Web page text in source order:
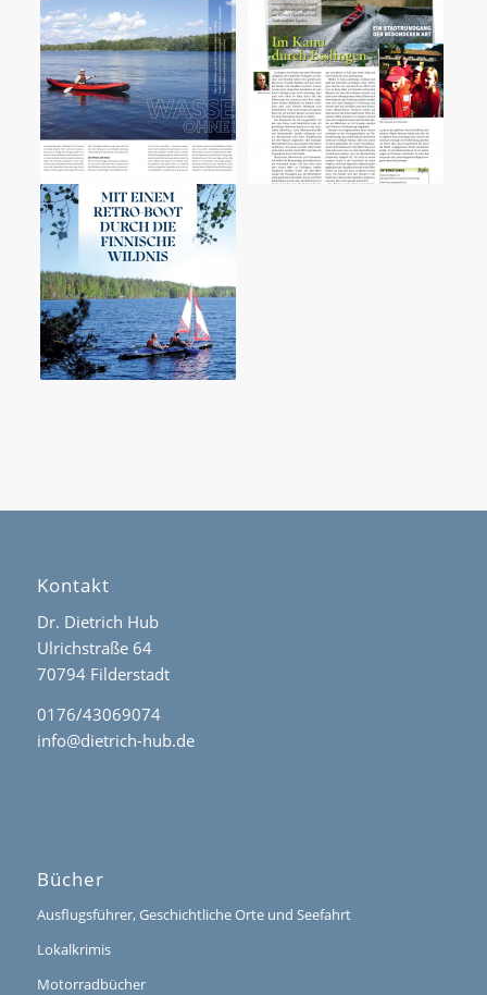
Kontakt
Dr. Dietrich Hub
Ulrichstraße 64
70794 Filderstadt
0176/43069074
info@dietrich-hub.de
Bücher
Ausflugsführer, Geschichtliche Orte und Seefahrt
Lokalkrimis
Motorradbücher